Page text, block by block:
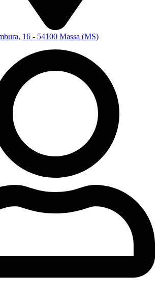
16 - 54100 Massa (MS)